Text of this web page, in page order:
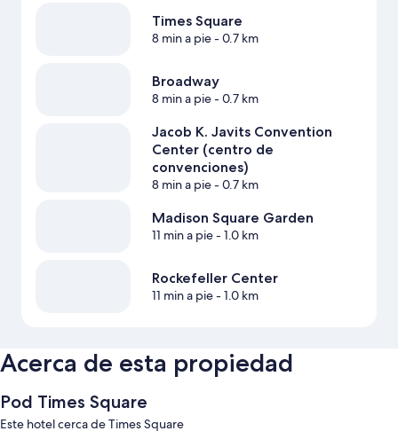
Times Square
8 min a pie- 0.7 km
Broadway
8 min a pie- 0.7 km
Jacob K. Javits Convention
Center (centro de
convenciones)
8 min a pie- 0.7 km
Madison Square Garden
11 min a pie- 1.0 km
Rockefeller Center
11 min a pie- 1.0 km
Acerca de esta propiedad
Pod Times Square
Este hotel cerca de Times Square